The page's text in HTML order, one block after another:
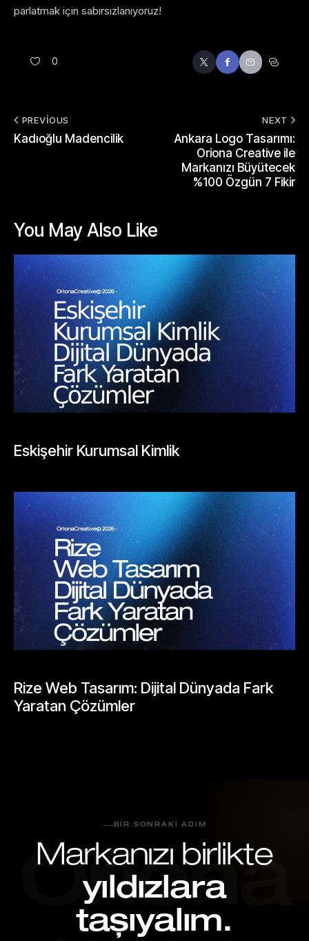
parlatmak için sabırsızlanıyoruz!
0
PREVIOUS
Kadıoğlu Madencilik
NEXT
Ankara Logo Tasarımı:
Oriona Creative ile
Markanızı Büyütecek
%100 Özgün 7 Fikir
You May Also Like
Eskişehir Kurumsal Kimlik
Rize Web Tasarım: Dijital Dünyada Fark
Yaratan Çözümler
Oriona
BIR SONRAKI ADIM
Markanızı birlikte
yıldızlara
taşıyalım.